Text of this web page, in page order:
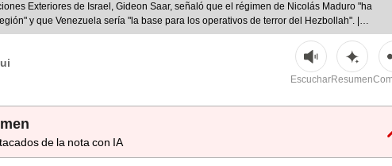
Exteriores de Israel, Gideon Saar, señaló que el régimen de Nicolás Maduro "ha
y que Venezuela sería "la base para los operativos de terror del Hezbollah". |
EscucharResumen
de la nota con IA